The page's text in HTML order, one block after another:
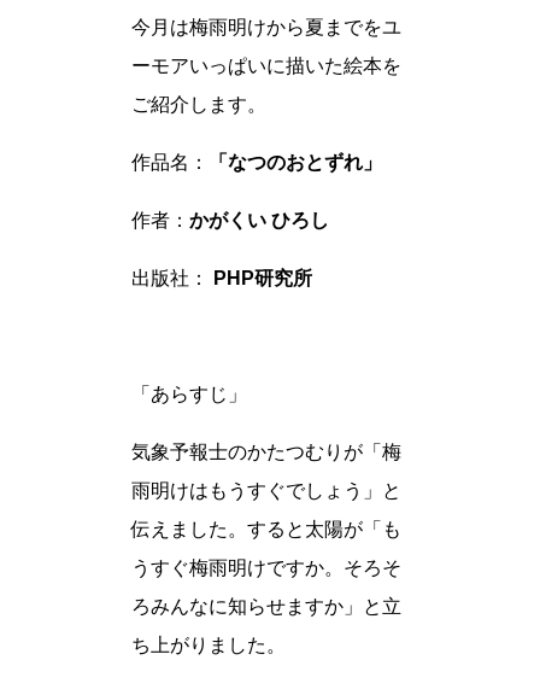
今月は梅雨明けから夏までをユ
ーモアいっぱいに描いた絵本を
ご紹介します。
作品名： 「なつのおとずれ」
作者：かがくい ひろし
出版社： PHP研究所
「あらすじ」
気象予報士のかたつむりが「梅
雨明けはもうすぐでしょう」と
伝えました。すると太陽が「も
うすぐ梅雨明けですか。そろそ
ろみんなに知らせますか」と立
ち上がりました。